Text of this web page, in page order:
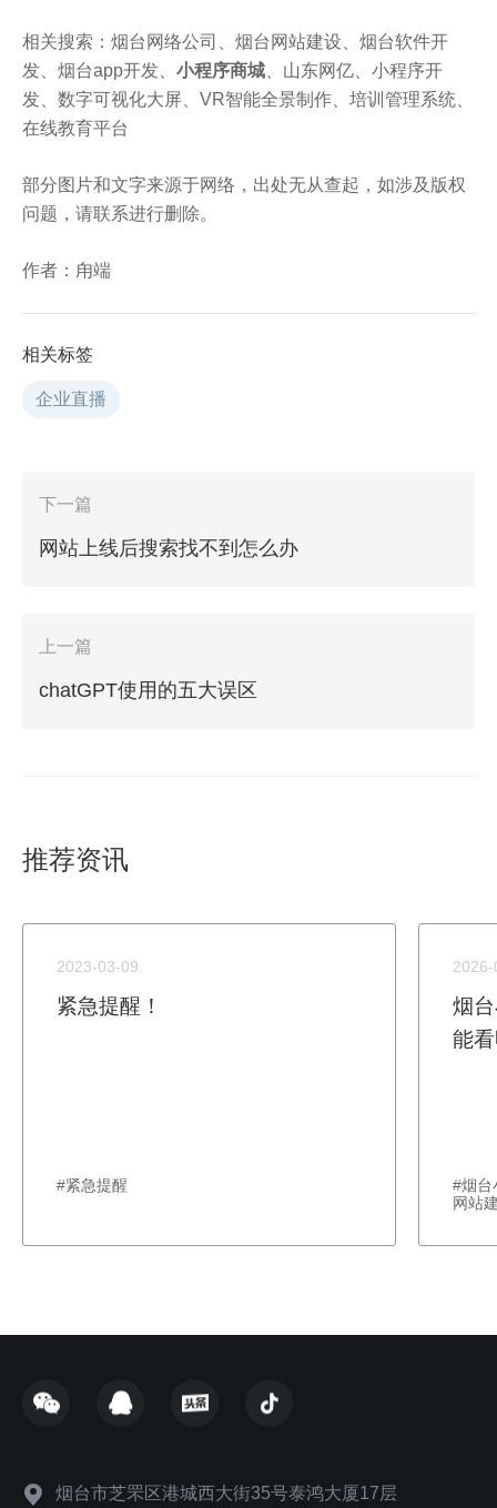
相关搜索：烟台网络公司、烟台网站建设、烟台软件开
发、烟台app开发、 小程序商城 、山东网亿、小程序开
发、数字可视化大屏、VR智能全景制作、培训管理系统、
在线教育平台
部分图片和文字来源于网络，出处无从查起，如涉及版权
问题，请联系进行删除。
作者：甪端
相关标签
企业直播
下一篇
网站上线后搜索找不到怎么办
上一篇
chatGPT使用的五大误区
推荐资讯
2023-03-09
紧急提醒！
#紧急提醒
烟
能
#烟
网站
烟台市芝罘区港城西大街35号泰鸿大厦17层